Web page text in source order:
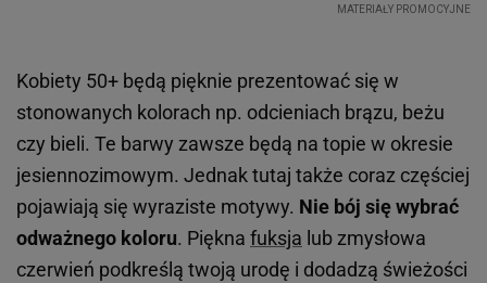
Kobiety 50+ będą pięknie prezentować się w
stonowanych kolorach np. odcieniach brązu, beżu
czy bieli. Te barwy zawsze będą na topie w okresie
jesiennozimowym. Jednak tutaj także coraz częściej
pojawiają się wyraziste motywy. Nie bój się wybrać
odważnego koloru. Piękna fuksja lub zmysłowa
czerwień podkreślą twoją urodę i dodadzą świeżości